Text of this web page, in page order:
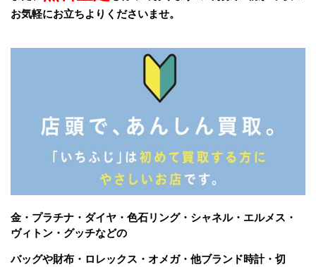
お気軽にお立ちよりくださいませ。
金・プラチナ・ダイヤ・色石リング・シャネル・エルメス・
ヴィトン・グッチなどの
バッグや財布・ロレックス・オメガ・他ブランド時計・切